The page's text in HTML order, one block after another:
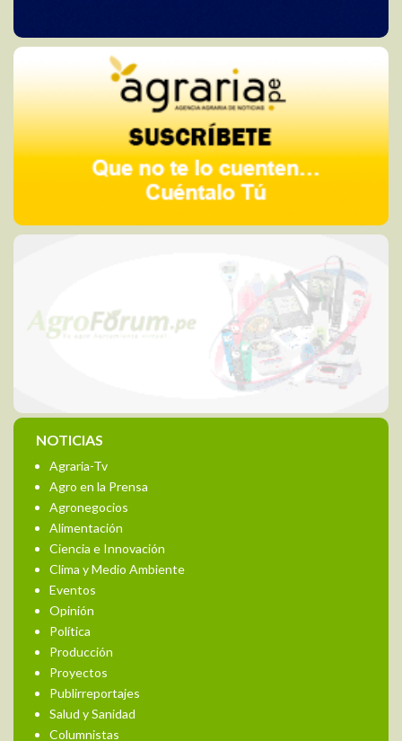
NOTICIAS
Agraria-Tv
Agro en la Prensa
Agronegocios
Alimentación
Ciencia e Innovación
Clima y Medio Ambiente
Eventos
Opinión
Política
Producción
Proyectos
Publirreportajes
Salud y Sanidad
Columnistas